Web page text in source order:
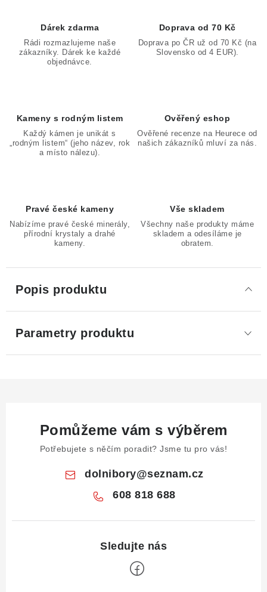
Dárek zdarma
Rádi rozmazlujeme naše
zákazníky. Dárek ke každé
objednávce.
Doprava od 70 Kč
Doprava po ČR už od 70 Kč (na
Slovensko od 4 EUR).
Kameny s rodným listem
Každý kámen je unikát s
„rodným listem“ (jeho název, rok
a místo nálezu).
Ověřený eshop
Ověřené recenze na Heurece od
našich zákazníků mluví za nás.
Pravé české kameny
Nabízíme pravé české minerály,
přírodní krystaly a drahé
kameny.
Vše skladem
Všechny naše produkty máme
skladem a odesíláme je
obratem.
Popis produktu
Parametry produktu
Pomůžeme vám s výběrem
Potřebujete s něčím poradit? Jsme tu pro vás!
dolnibory@seznam.cz
608 818 688